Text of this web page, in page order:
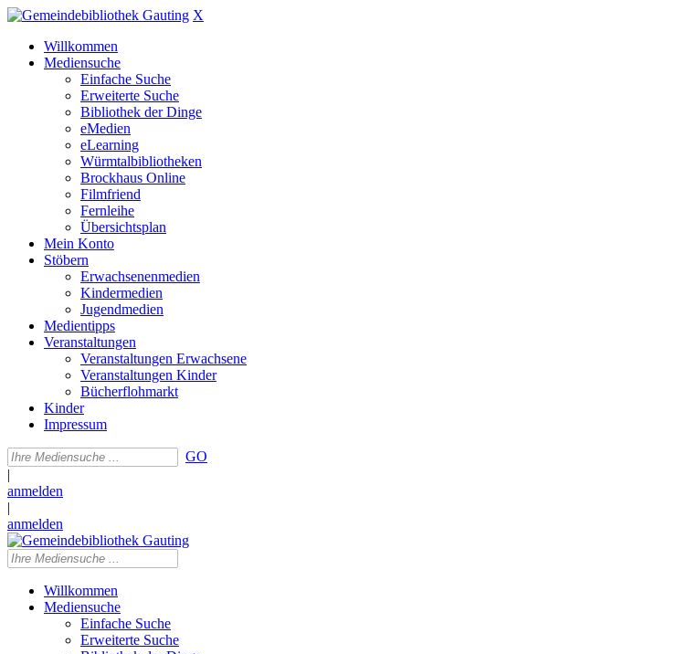
X
Willkommen
Mediensuche
Einfache Suche
Erweiterte Suche
Bibliothek der Dinge
eMedien
eLearning
Würmtalbibliotheken
Brockhaus Online
Filmfriend
Fernleihe
Übersichtsplan
Mein Konto
Stöbern
Erwachsenenmedien
Kindermedien
Jugendmedien
Medientipps
Veranstaltungen
Veranstaltungen Erwachsene
Veranstaltungen Kinder
Bücherflohmarkt
Kinder
Impressum
GO
|
anmelden
|
anmelden
Willkommen
Mediensuche
Einfache Suche
Erweiterte Suche